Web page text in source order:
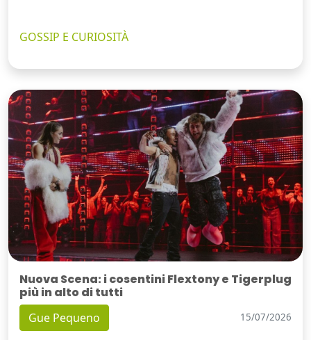
GOSSIP E CURIOSITÀ
Nuova Scena: i cosentini Flextony e Tigerplug
più in alto di tutti
Gue Pequeno 15/07/2026